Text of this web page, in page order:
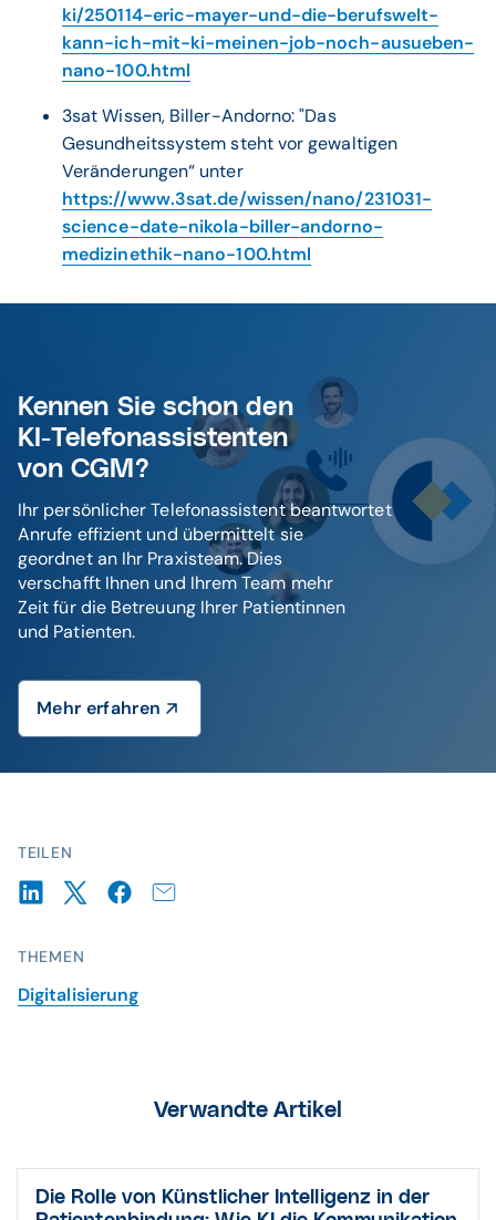
TEILEN
THEMEN
Digitalisierung
ki/250114-eric-mayer-und-die-berufswelt-
kann-ich-mit-ki-meinen-job-noch-ausueben-
nano-100.html
3sat Wissen, Biller-Andorno: "Das
Gesundheitssystem steht vor gewaltigen
Veränderungen“ unter
https://www.3sat.de/wissen/nano/231031-
science-date-nikola-biller-andorno-
medizinethik-nano-100.html
Kennen Sie schon den
KI-Telefonassistenten
von CGM?
Ihr persönlicher Telefonassistent beantwortet
Anrufe effizient und übermittelt sie
geordnet an Ihr Praxisteam. Dies
verschafft Ihnen und Ihrem Team mehr
Zeit für die Betreuung Ihrer Patientinnen
und Patienten.
Mehr erfahren
Verwandte Artikel
Die Rolle von Künstlicher Intelligenz in der